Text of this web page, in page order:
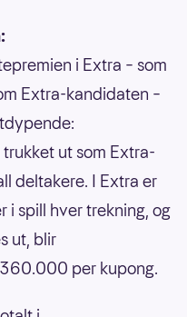
i Extra – som
Extra-kandidaten –
ut som Extra-
deltakere. I Extra er
spill hver trekning, og
ut, blir
per kupong.